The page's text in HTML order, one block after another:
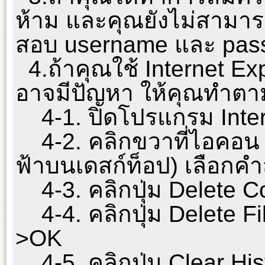
ห้าม และคุณยังไม่สามา
สอบ username และ
4.ถ้าคุณใช้ Internet
อาจมีปัญหา ให้คุณทำต
4-1. ปิดโปรแกรม
4-2. คลิกขวาที่ไอคอน
ฟ้าบนเดสก์ท็อป) เลือกค
4-3. คลิกปุ่ม Delete
4-4. คลิกปุ่ม Delete
>OK